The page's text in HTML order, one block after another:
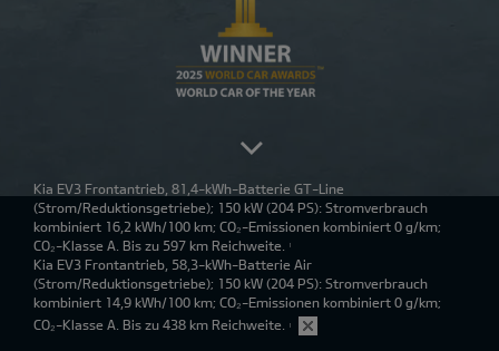
Kia EV3 Frontantrieb, 81,4-kWh-Batterie GT-Line
(Strom/Reduktionsgetriebe); 150 kW (204 PS): Stromverbrauch
kombiniert 16,2 kWh/100 km; CO₂-Emissionen kombiniert 0 g/km;
CO₂-Klasse A. Bis zu 597 km Reichweite.
Kia EV3 Frontantrieb, 58,3-kWh-Batterie Air
(Strom/Reduktionsgetriebe); 150 kW (204 PS): Stromverbrauch
kombiniert 14,9 kWh/100 km; CO₂-Emissionen kombiniert 0 g/km;
CO₂-Klasse A. Bis zu 438 km Reichweite.
1